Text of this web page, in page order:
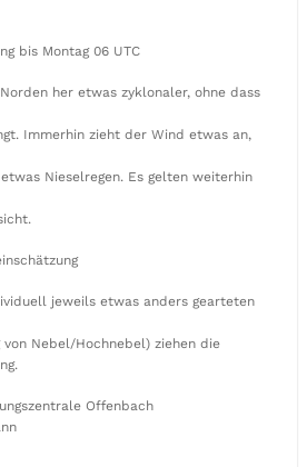
bis Montag 06 UTC
her etwas zyklonaler, ohne dass
Immerhin zieht der Wind etwas an,
Nieselregen. Es gelten weiterhin
jeweils etwas anders gearteten
von Nebel/Hochnebel) ziehen die
Offenbach